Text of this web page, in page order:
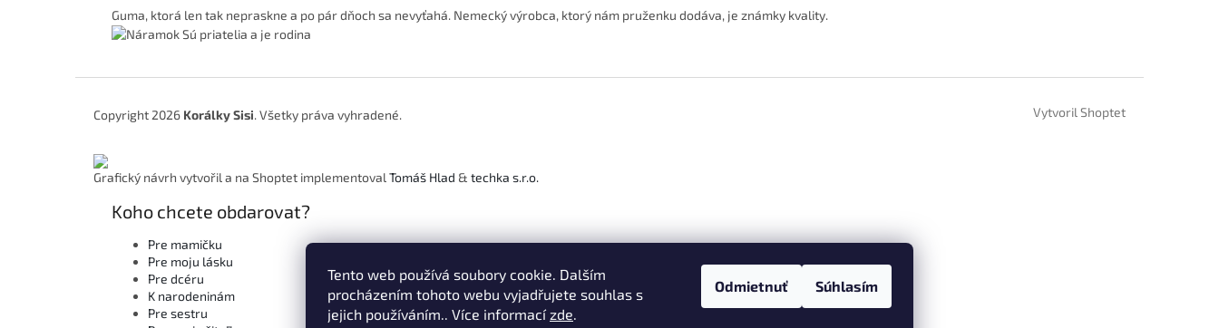
Tento web používá soubory cookie. Dalším
procházením tohoto webu vyjadřujete souhlas s
jejich používáním.. Více informacízde.
Odmietnuť Súhlasím
Guma, ktorá len tak nepraskne a po pár dňoch sa nevyťahá. Nemecký výrobca, ktorý nám pruženku dodáva, je známky kvality.
Vytvoril Shoptet
Copyright 2026 Korálky Sisi. Všetky práva vyhradené.
Grafický návrh vytvořil a na Shoptet implementoval Tomáš Hlad & techka s.r.o.
Koho chcete obdarovat?
Pre mamičku
Pre moju lásku
Pre dcéru
K narodeninám
Pre sestru